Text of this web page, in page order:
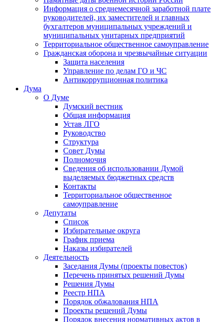
Информация о среднемесячной заработной плате
руководителей, их заместителей и главных
бухгалтеров муниципальных учреждений и
муниципальных унитарных предприятий
Территориальное общественное самоуправление
Гражданская оборона и чрезвычайные ситуации
Защита населения
Управление по делам ГО и ЧС
Антикоррупционная политика
Дума
О Думе
Думский вестник
Общая информация
Устав ЛГО
Руководство
Структура
Совет Думы
Полномочия
Сведения об использовании Думой
выделяемых бюджетных средств
Контакты
Территориальное общественное
самоуправление
Депутаты
Список
Избирательные округа
График приема
Наказы избирателей
Деятельность
Заседания Думы (проекты повесток)
Перечень принятых решений Думы
Решения Думы
Реестр НПА
Порядок обжалования НПА
Проекты решений Думы
Порядок внесения нормативных актов в